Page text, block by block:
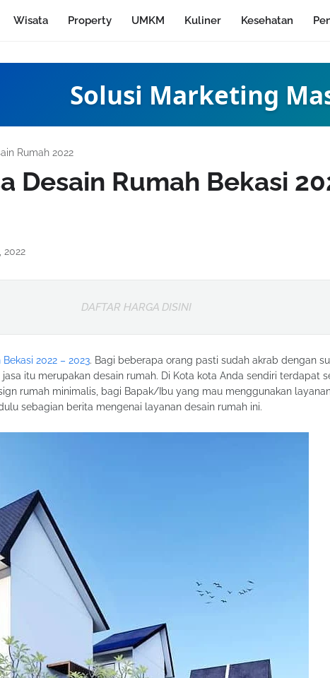
Wisata Property UMKM Kuliner Kesehatan
Solusi Marketing
Rumah 2022
Desain Rumah Bekasi
2022
DAFTAR HARGA DISINI
2022 – 2023. Bagi beberapa orang pasti sudah akrab dengan
itu merupakan desain rumah. Di Kota kota Anda sendiri terdapat
rumah minimalis, bagi Bapak/Ibu yang mau menggunakan layanan
sebagian berita mengenai layanan desain rumah ini.